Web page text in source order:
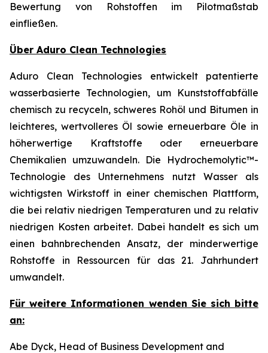
Bewertung von Rohstoffen im Pilotmaßstab
einfließen.
Über Aduro Clean Technologies
Aduro Clean Technologies entwickelt patentierte
wasserbasierte Technologien, um Kunststoffabfälle
chemisch zu recyceln, schweres Rohöl und Bitumen in
leichteres, wertvolleres Öl sowie erneuerbare Öle in
höherwertige Kraftstoffe oder erneuerbare
Chemikalien umzuwandeln. Die Hydrochemolytic™-
Technologie des Unternehmens nutzt Wasser als
wichtigsten Wirkstoff in einer chemischen Plattform,
die bei relativ niedrigen Temperaturen und zu relativ
niedrigen Kosten arbeitet. Dabei handelt es sich um
einen bahnbrechenden Ansatz, der minderwertige
Rohstoffe in Ressourcen für das 21. Jahrhundert
umwandelt.
Für weitere Informationen wenden Sie sich bitte
an:
Abe Dyck, Head of Business Development and